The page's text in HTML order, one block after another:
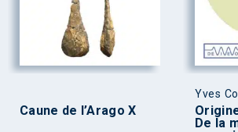
Caune de l’Arago X
Yves
De la